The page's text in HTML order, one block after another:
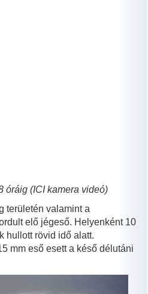
óráig (ICI kamera videó)
területén valamint a
elő jégeső. Helyenként 10
hullott rövid idő alatt.
mm eső esett a késő délutáni